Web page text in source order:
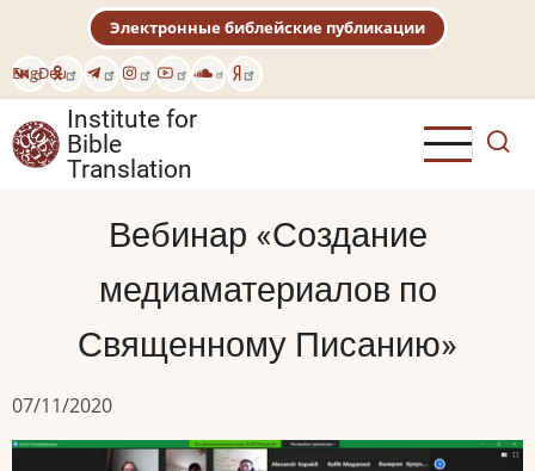
main
content
EngDeu
Электронные библейские публикации
Institute for
Bible
Translation
Вебинар «Создание
медиаматериалов по
Священному Писанию»
07/11/2020